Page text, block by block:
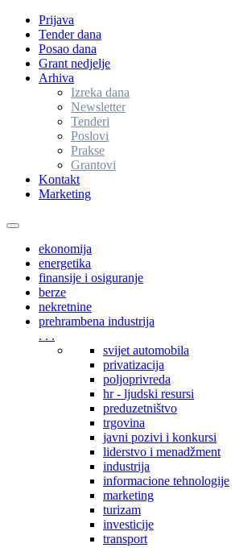
Prijava
Tender dana
Posao dana
Grant nedjelje
Arhiva
Izreka dana
Newsletter
Tenderi
Poslovi
Prakse
Grantovi
Kontakt
Marketing
Toggle
navigationekonomija
energetika
finansije i osiguranje
berze
nekretnine
prehrambena industrija
. . .
svijet automobila
privatizacija
poljoprivreda
hr - ljudski resursi
preduzetništvo
trgovina
javni pozivi i konkursi
liderstvo i menadžment
industrija
informacione tehnologije
marketing
turizam
investicije
transport